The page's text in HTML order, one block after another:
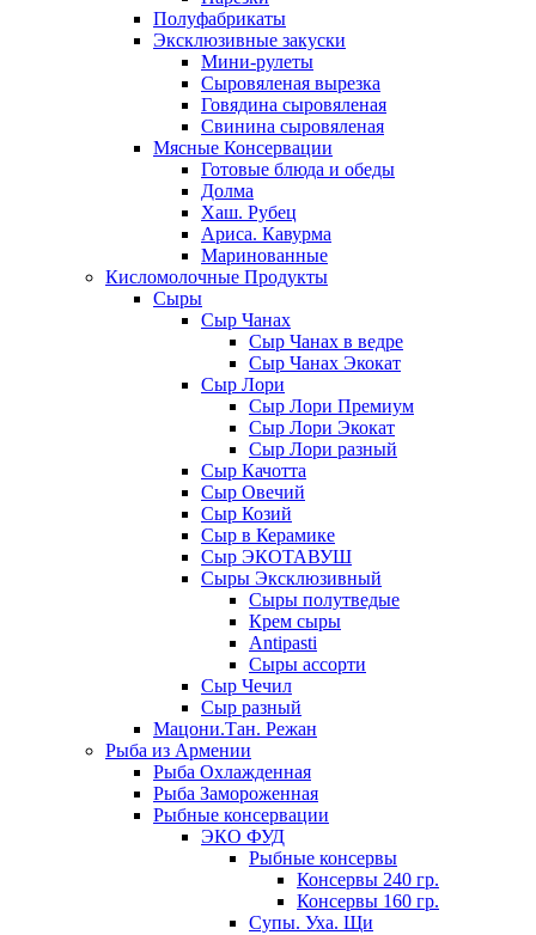
Полуфабрикаты
Эксклюзивные закуски
Мини-рулеты
Сыровяленая вырезка
Говядина сыровяленая
Свинина сыровяленая
Мясные Консервации
Готовые блюда и обеды
Долма
Хаш. Рубец
Ариса. Кавурма
Маринованные
Кисломолочные Продукты
Сыры
Сыр Чанах
Сыр Чанах в ведре
Сыр Чанах Экокат
Сыр Лори
Сыр Лори Премиум
Сыр Лори Экокат
Сыр Лори разный
Сыр Качотта
Сыр Овечий
Сыр Козий
Сыр в Керамике
Сыр ЭКОТАВУШ
Сыры Эксклюзивный
Сыры полутведые
Крем сыры
Antipasti
Сыры ассорти
Сыр Чечил
Сыр разный
Мацони.Тан. Режан
Рыба из Армении
Рыба Охлажденная
Рыба Замороженная
Рыбные консервации
ЭКО ФУД
Рыбные консервы
Консервы 240 гр.
Консервы 160 гр.
Супы. Уха. Щи